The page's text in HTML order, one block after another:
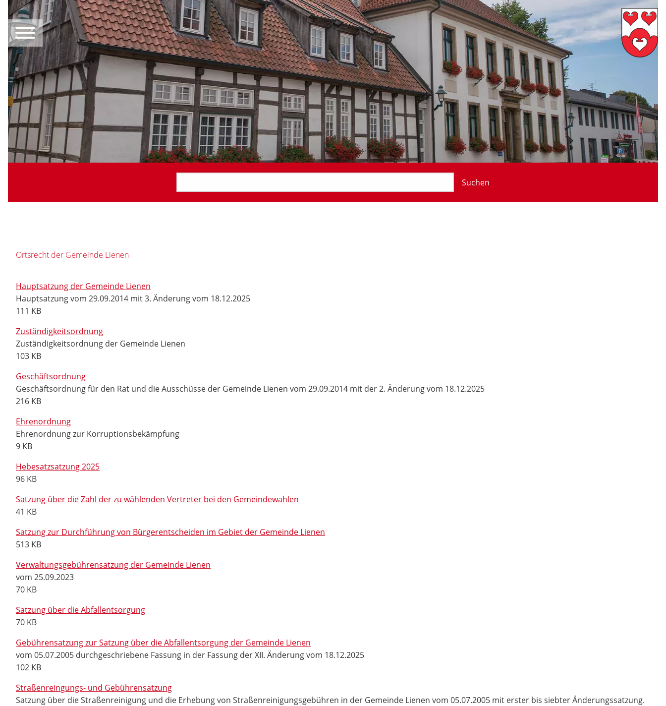
Suchen
Ortsrecht der Gemeinde Lienen
Hauptsatzung der Gemeinde Lienen
Hauptsatzung vom 29.09.2014 mit 3. Änderung vom 18.12.2025
111 KB
Zuständigkeitsordnung
Zuständigkeitsordnung der Gemeinde Lienen
103 KB
Geschäftsordnung
Geschäftsordnung für den Rat und die Ausschüsse der Gemeinde Lienen vom 29.09.2014 mit der 2. Änderung vom 18.12.2025
216 KB
Ehrenordnung
Ehrenordnung zur Korruptionsbekämpfung
9 KB
Hebesatzsatzung 2025
96 KB
Satzung über die Zahl der zu wählenden Vertreter bei den Gemeindewahlen
41 KB
Satzung zur Durchführung von Bürgerentscheiden im Gebiet der Gemeinde Lienen
513 KB
Verwaltungsgebührensatzung der Gemeinde Lienen
vom 25.09.2023
70 KB
Satzung über die Abfallentsorgung
70 KB
Gebührensatzung zur Satzung über die Abfallentsorgung der Gemeinde Lienen
vom 05.07.2005 durchgeschriebene Fassung in der Fassung der XII. Änderung vom 18.12.2025
102 KB
Straßenreingungs- und Gebührensatzung
Satzung über die Straßenreinigung und die Erhebung von Straßenreinigungsgebühren in der Gemeinde Lienen vom 05.07.2005 mit erster bis siebter Änderungssatzung.